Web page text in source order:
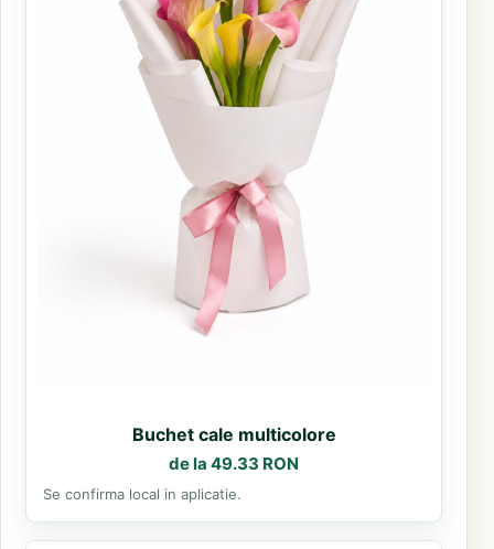
Buchet cale multicolore
de la 49.33 RON
Se confirma local in aplicatie.